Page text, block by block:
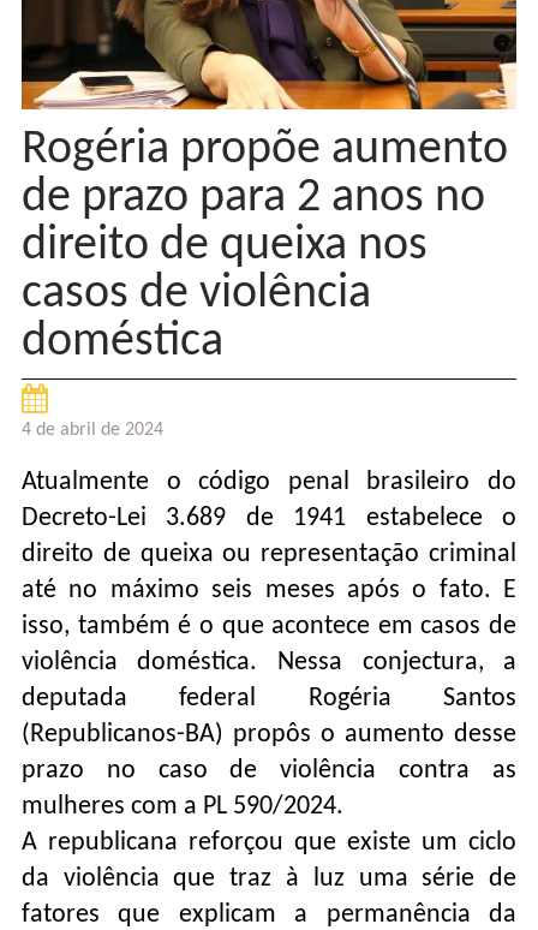
Rogéria propõe aumento
de prazo para 2 anos no
direito de queixa nos
casos de violência
doméstica
4 de abril de 2024
Atualmente o código penal brasileiro do
Decreto-Lei 3.689 de 1941 estabelece o
direito de queixa ou representação criminal
até no máximo seis meses após o fato. E
isso, também é o que acontece em casos de
violência doméstica. Nessa conjectura, a
deputada federal Rogéria Santos
(Republicanos-BA) propôs o aumento desse
prazo no caso de violência contra as
mulheres com a PL 590/2024.
A republicana reforçou que existe um ciclo
da violência que traz à luz uma série de
fatores que explicam a permanência da